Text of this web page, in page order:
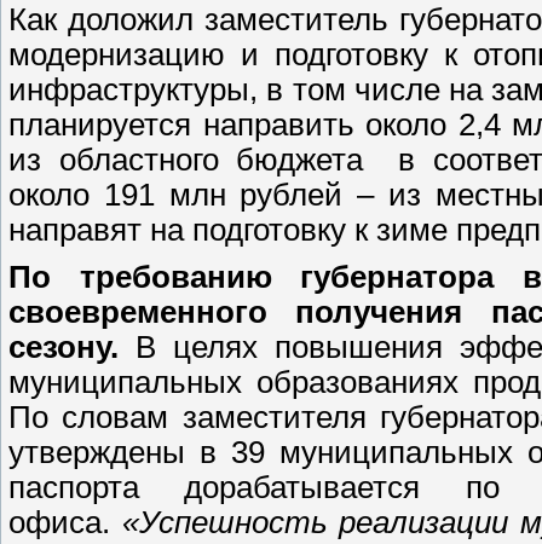
Как доложил заместитель
модернизацию и подготовку к
инфраструктуры, в том числе на
планируется направить около 2,4
из областного бюджета в
около 191 млн рублей – из
направят на подготовку к зиме
По требованию губернатора
своевременного получения
сезону. В целях повышения
муниципальных образованиях
По словам заместителя
утверждены в 39 муниципальных
паспорта дорабатывается по
офиса. «Успешность реализации